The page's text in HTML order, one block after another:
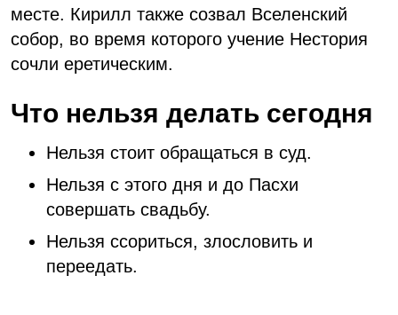
месте. Кирилл также созвал Вселенский
собор, во время которого учение Нестория
сочли еретическим.
Что нельзя делать сегодня
Нельзя стоит обращаться в суд.
Нельзя с этого дня и до Пасхи
совершать свадьбу.
Нельзя ссориться, злословить и
переедать.